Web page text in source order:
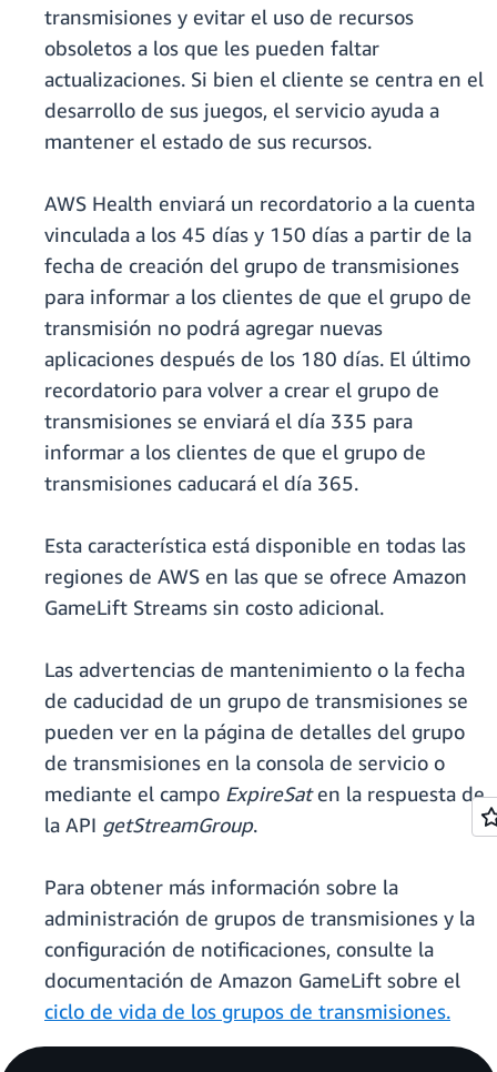
transmisiones y evitar el uso de recursos
obsoletos a los que les pueden faltar
actualizaciones. Si bien el cliente se centra en el
desarrollo de sus juegos, el servicio ayuda a
mantener el estado de sus recursos.
AWS Health enviará un recordatorio a la cuenta
vinculada a los 45 días y 150 días a partir de la
fecha de creación del grupo de transmisiones
para informar a los clientes de que el grupo de
transmisión no podrá agregar nuevas
aplicaciones después de los 180 días. El último
recordatorio para volver a crear el grupo de
transmisiones se enviará el día 335 para
informar a los clientes de que el grupo de
transmisiones caducará el día 365.
Esta característica está disponible en todas las
regiones de AWS en las que se ofrece Amazon
GameLift Streams sin costo adicional.
Las advertencias de mantenimiento o la fecha
de caducidad de un grupo de transmisiones se
pueden ver en la página de detalles del grupo
de transmisiones en la consola de servicio o
mediante el campo ExpireSaten la respuesta de
la API getStreamGroup.
Para obtener más información sobre la
administración de grupos de transmisiones y la
configuración de notificaciones, consulte la
documentación de Amazon GameLift sobre el
ciclo de vida de los grupos de transmisiones.